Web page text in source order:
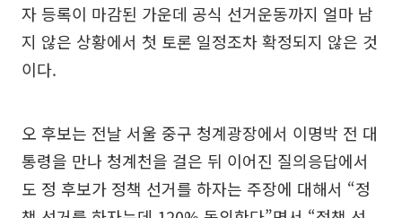
자 등록이 마감된 가운데 공식 선거운동까지 얼마 남
지 않은 상황에서 첫 토론 일정조차 확정되지 않은 것
이다.
오 후보는 전날 서울 중구 청계광장에서 이명박 전 대
통령을 만나 청계천을 걸은 뒤 이어진 질의응답에서
도 정 후보가 정책 선거를 하자는 주장에 대해서 “정